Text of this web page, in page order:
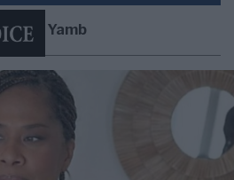
Yamb